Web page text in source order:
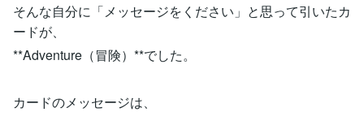
そんな自分に「メッセージをください」と思って引いたカ
ードが、
**Adventure（冒険）**でした。
カードのメッセージは、